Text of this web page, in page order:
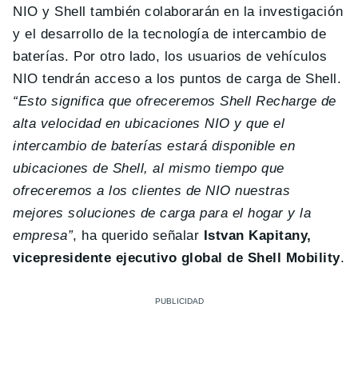
NIO y Shell también colaborarán en la investigación
y el desarrollo de la tecnología de intercambio de
baterías. Por otro lado, los usuarios de vehículos
NIO tendrán acceso a los puntos de carga de Shell.
“Esto significa que ofreceremos Shell Recharge de
alta velocidad en ubicaciones NIO y que el
intercambio de baterías estará disponible en
ubicaciones de Shell, al mismo tiempo que
ofreceremos a los clientes de NIO nuestras
mejores soluciones de carga para el hogar y la
empresa”, ha querido señalar Istvan Kapitany,
vicepresidente ejecutivo global de Shell Mobility.